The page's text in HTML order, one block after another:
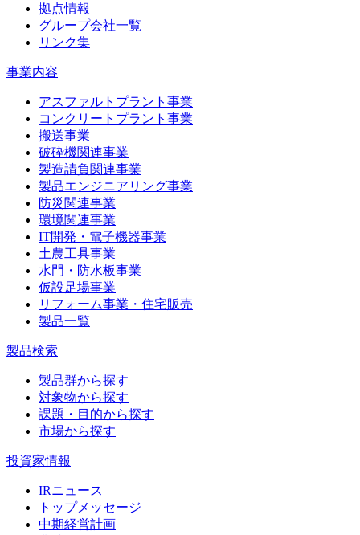
拠点情報
グループ会社一覧
リンク集
事業内容
アスファルトプラント事業
コンクリートプラント事業
搬送事業
破砕機関連事業
製造請負関連事業
製品エンジニアリング事業
防災関連事業
環境関連事業
IT開発・電子機器事業
土農工具事業
水門・防水板事業
仮設足場事業
リフォーム事業・住宅販売
製品一覧
製品検索
製品群から探す
対象物から探す
課題・目的から探す
市場から探す
投資家情報
IRニュース
トップメッセージ
中期経営計画